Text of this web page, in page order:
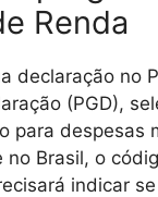
Renda
declaração no
(PGD),
para despesas
Brasil, o
indicar